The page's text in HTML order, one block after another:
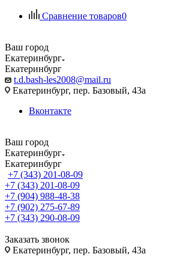
Сравнение товаров0
Ваш город
Екатеринбург
Екатеринбург
t.d.bash-les2008@mail.ru
Екатеринбург, пер. Базовый, 43а
Вконтакте
Ваш город
Екатеринбург
Екатеринбург
+7 (343) 201-08-09
+7 (343) 201-08-09
+7 (904) 988-48-38
+7 (902) 275-67-89
+7 (343) 290-08-09
Заказать звонок
Екатеринбург, пер. Базовый, 43а